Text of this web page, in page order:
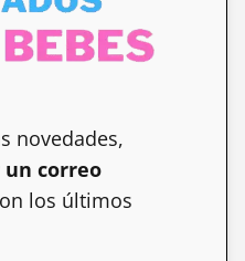
novedades,
correo
los últimos